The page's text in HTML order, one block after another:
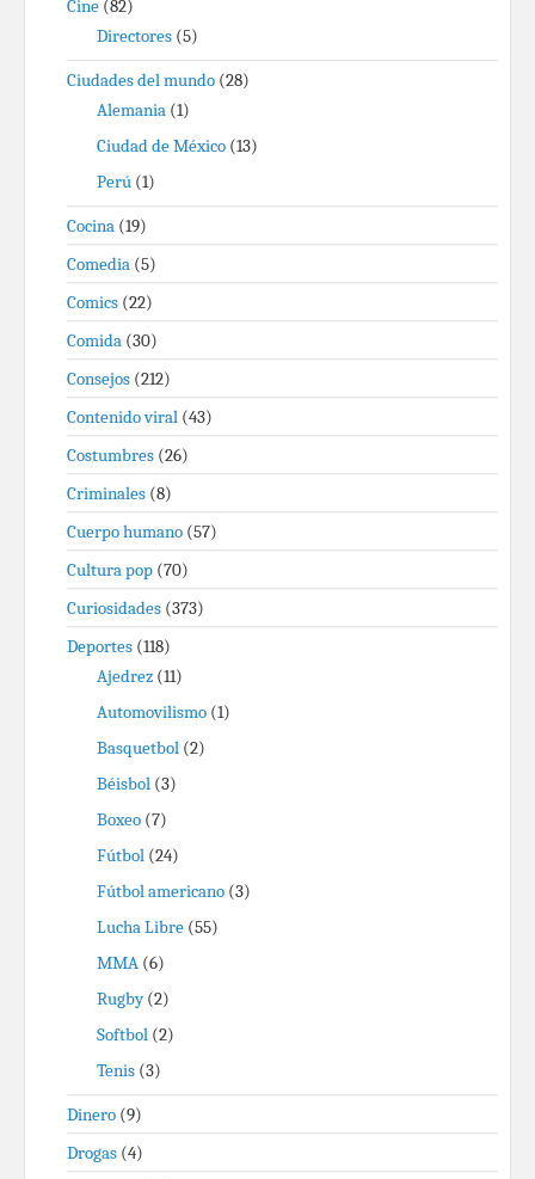
Cine (82)
Directores (5)
Ciudades del mundo (28)
Alemania (1)
Ciudad de México (13)
Perú (1)
Cocina (19)
Comedia (5)
Comics (22)
Comida (30)
Consejos (212)
Contenido viral (43)
Costumbres (26)
Criminales (8)
Cuerpo humano (57)
Cultura pop (70)
Curiosidades (373)
Deportes (118)
Ajedrez (11)
Automovilismo (1)
Basquetbol (2)
Béisbol (3)
Boxeo (7)
Fútbol (24)
Fútbol americano (3)
Lucha Libre (55)
MMA (6)
Rugby(2)
Softbol (2)
Tenis (3)
Dinero (9)
Drogas (4)